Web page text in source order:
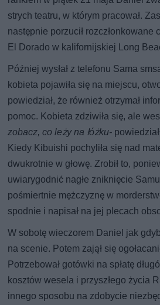
strych teatru, w którym pracował.
następnie porzucił rozczłonkowane
El Dorado w kalifornijskiej Long
Później wysłał z telefonu Sama
kobieta pojawiła się na miejscu,
powiedział, że również otrzymał
pomoc. Kobieta zdziwiła się, ale
zobacz, co leży na łóżku-
Kiedy Kibuishi pochyliła się nad
dwukrotnie w głowę. Zrobił to,
uwiarygodnić nagłe zniknięcie
pośmiertnie mężczyznę w
spodnie i napisał na jej plecach
W sobotę wieczorem Daniel jak
na scenie. Potem zajął się
Potrzebował gotówki na spłatę
kosztów wesela i przyszłego życia
innego sposobu na zdobycie